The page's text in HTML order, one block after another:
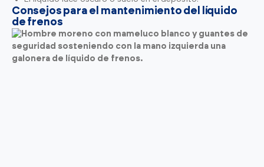
Consejos para el mantenimiento del líquido
de frenos